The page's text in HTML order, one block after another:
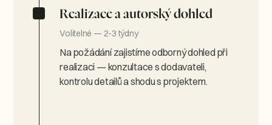
Realizace a autorský dohled
Volitelné — 2-3 týdny
Na požádání zajistíme odborný dohled při
realizaci — konzultace s dodavateli,
kontrolu detailů a shodu s projektem.